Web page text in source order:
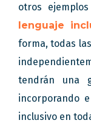
otros
lenguaje
forma, todas
tendrán una
incorporando
inclusivo en